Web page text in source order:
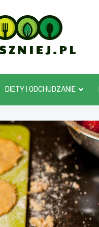
DIETY I ODCHUDZANIE